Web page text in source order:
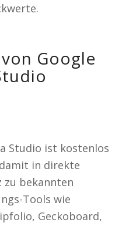
Google
Studio ist kostenlos
in direkte
zu bekannten
Tools wie
Geckoboard,